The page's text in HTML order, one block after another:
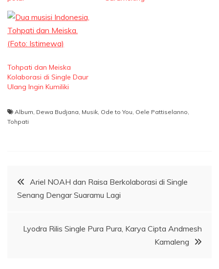
Tohpati dan Meiska
Kolaborasi di Single Daur
Ulang Ingin Kumiliki
Album Dewa Budjana Musik Ode to You Oele Pattiselanno
Tohpati
Navigasi
pos
Ariel NOAH dan Raisa Berkolaborasi di Single
Senang Dengar Suaramu Lagi
Lyodra Rilis Single Pura Pura, Karya Cipta Andmesh
Kamaleng